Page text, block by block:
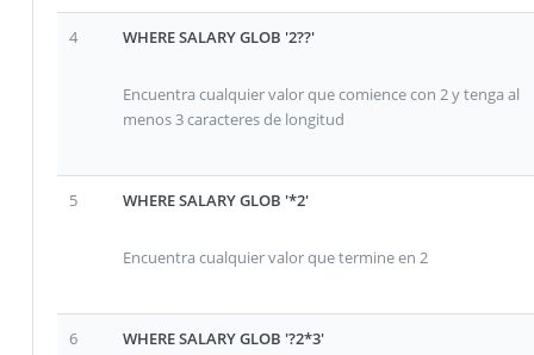
4 WHERE SALARY GLOB '2??'
Encuentra cualquier valor que comience con 2 y tenga al
menos 3 caracteres de longitud
5 WHERE SALARY GLOB '*2'
Encuentra cualquier valor que termine en 2
6 WHERE SALARY GLOB '?2*3'